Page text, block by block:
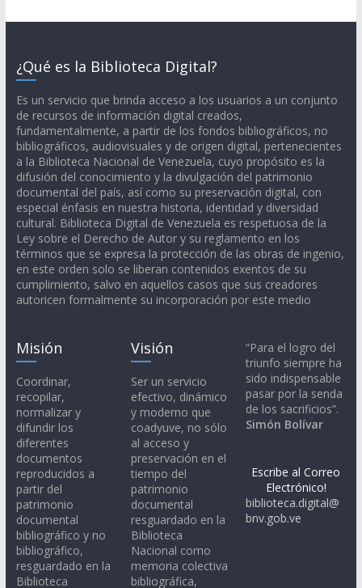
¿Qué es la Biblioteca Digital?
Es un servicio que brinda acceso a los usuarios a un conjunto
de recursos de información digital creados,
fundamentalmente, a partir de los fondos bibliográficos, no
bibliográficos, audiovisuales y de origen digital, pertenecientes
a la Biblioteca Nacional de Venezuela, cuyo propósito es la
difusión del conocimiento y la divulgación del patrimonio
documental del país, así como su preservación digital, con
especial énfasis en nuestra historia, identidad y diversidad
cultural. Biblioteca Digital de Venezuela es respetuosa de la
Ley sobre el Derecho de Autor y su reglamento en los
términos que se expresa la protección de las obras de ingenio,
en este orden solo se liberan contenidos exentos de su
cumplimiento, salvo en aquellos casos que sus creadores
autoricen formalmente su incorporación por este medio
Misión
Coordinar,
recopilar,
normalizar y
difundir los
diferentes
documentos
reproducidos a
partir del
patrimonio
documental
bibliográfico y no
bibliográfico,
resguardado en la
Biblioteca
Visión
Ser un servicio
efectivo, dinámico
y moderno que
coadyuve, no sólo
al acceso y
preservación en el
tiempo del
patrimonio
documental
resguardado en la
Biblioteca
Nacional como
memoria colectiva
bibliográfica,
“Para el logro del
triunfo siempre ha
sido indispensable
pasar por la senda
de los sacrificios”.
Simón Bolívar
Escribe al Correo
Electrónico!
biblioteca.digital@
bnv.gob.ve